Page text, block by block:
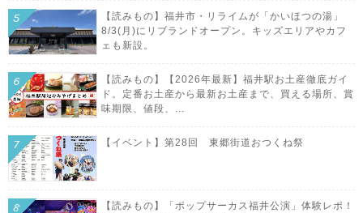
【読みもの】福井市・リライムが「かいほつの湯」
8/3(月)にリブランドオープン。キッズエリアやカフ
ェも新設。
【読みもの】【2026年最新】福井駅お土産徹底ガイ
ド。定番お土産から最新お土産まで、買える場所、賞
味期限、値段、...
【イベント】第28回 東郷街道おつくね祭
【読みもの】「ポップサーカス福井公演」体験レポ！